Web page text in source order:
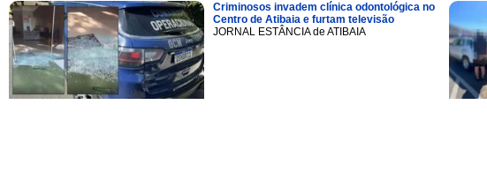
Criminosos invadem clínica odontológica no
Centro de Atibaia e furtam televisão
JORNAL ESTÂNCIA de ATIBAIA